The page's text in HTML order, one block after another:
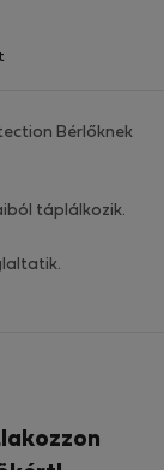
Bérlőknek
táplálkozik.